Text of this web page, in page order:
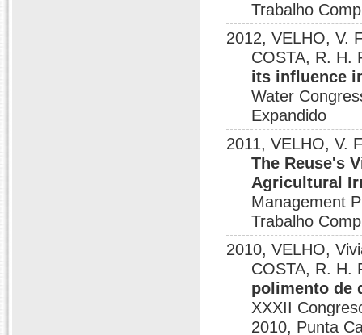
Trabalho
2012, VELHO, V.
COSTA, R. H.
its influence
Water
Expandido
2011, VELHO, V.
The Reuse's
Agricultural
Management
Trabalho
2010, VELHO,
COSTA, R. H.
polimento de
XXXII
2010, Punta